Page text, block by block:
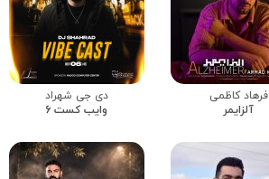
فرهاد کاظمی
آلزایمر
دی جی شهراد
وایب کست 6